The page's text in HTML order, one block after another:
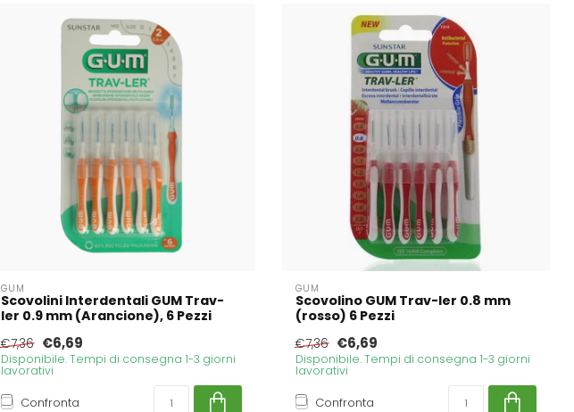
GUM
Scovolini Interdentali GUM Trav-
ler 0.9 mm (Arancione), 6 Pezzi
€7,36 €6,69
Disponibile. Tempi di consegna 1-3 giorni
lavorativi
Confronta
GUM
Scovolino GUM Trav-ler 0.8 mm
(rosso) 6 Pezzi
€7,36 €6,69
Disponibile. Tempi di consegna 1-3 giorni
lavorativi
Confronta